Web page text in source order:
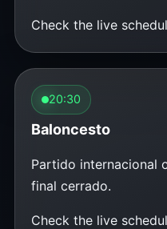
Check the live
20:30
Baloncesto
Partido internacional
final cerrado.
Check the live